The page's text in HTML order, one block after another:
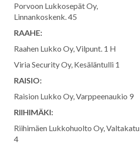
Porvoon Lukkosepät Oy,
Linnankoskenk. 45
RAAHE:
Raahen Lukko Oy, Vilpunt. 1 H
Viria Security Oy, Kesäläntulli 1
RAISIO:
Raision Lukko Oy, Varppeenaukio 9
RIIHIMÄKI:
Riihimäen Lukkohuolto Oy, Valtakatu
4